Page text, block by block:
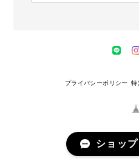
プライバシーポリシー 特
ショッ